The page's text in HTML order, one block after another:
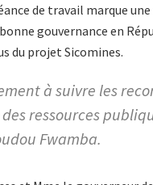
de travail marque
gouvernance en
du projet Sicomines.
à suivre les
ressources
Fwamba.